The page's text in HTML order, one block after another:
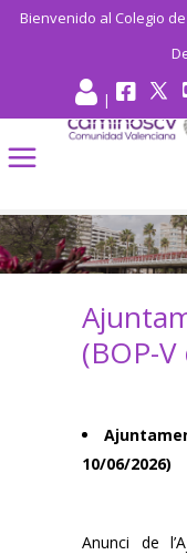
Bienvenido al Colegio
|
(BOP-
10/06/2026)
Anunci de